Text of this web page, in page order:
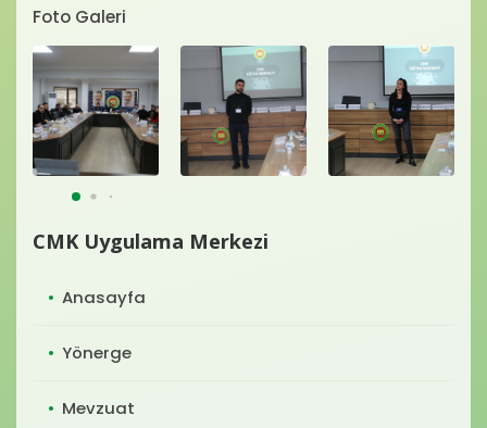
Foto Galeri
CMK Uygulama Merkezi
Anasayfa
Yönerge
Mevzuat